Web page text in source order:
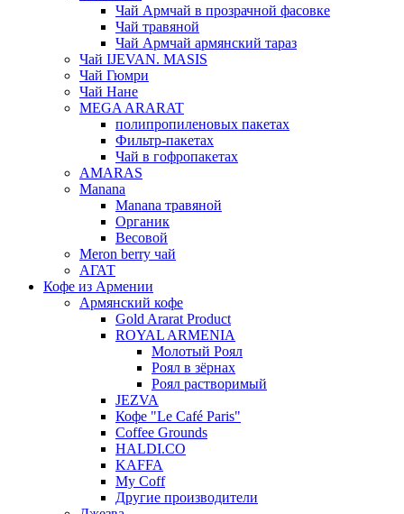
Чай Армчай в прозрачной фасовке
Чай травяной
Чай Армчай армянский тараз
Чай IJEVAN. MASIS
Чай Гюмри
Чай Нане
MEGA ARARAT
полипропиленовых пакетах
Фильтр-пакетах
Чай в гофропакетах
AMARAS
Manana
Manana травяной
Органик
Весовой
Meron berry чай
АГАТ
Кофе из Армении
Армянский кофе
Gold Ararat Product
ROYAL ARMENIA
Молотый Роял
Роял в зёрнах
Роял растворимый
JEZVA
Кофе "Le Café Paris"
Coffee Grounds
HALDI.CO
KAFFA
My Coff
Другие производители